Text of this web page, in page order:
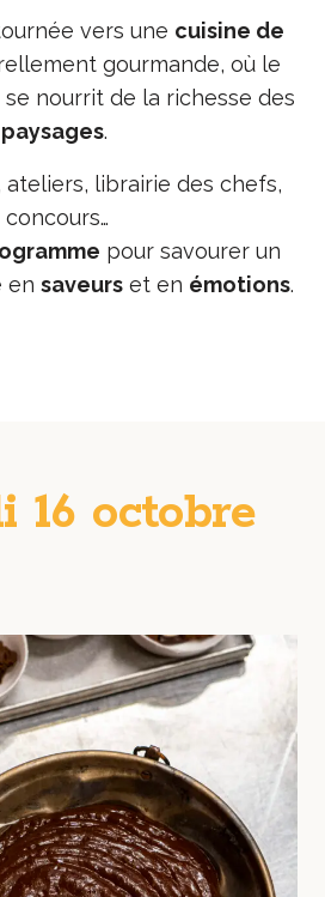
vers une cuisine de
gourmande, où le
se nourrit de la richesse des
paysages.
librairie des chefs,
concours…
pour savourer un
en saveurset en émotions.
16 octobre